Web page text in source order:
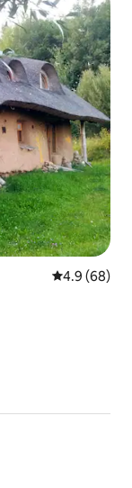
평점 4.9점(5
4.9 (68)